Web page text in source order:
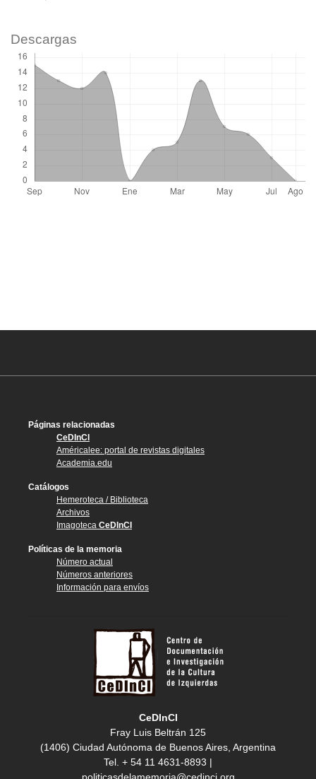
Descargas
Páginas relacionadas
CeDInCI
Américalee: portal de revistas digitales
Academia.edu
Catálogos
Hemeroteca / Biblioteca
Archivos
Imagoteca CeDInCI
Políticas de la memoria
Número actual
Números anteriores
Información para envíos
CeDInCI
Fray Luis Beltrán 125
(1406) Ciudad Autónoma de Buenos Aires, Argentina
Tel. + 54 11 4631-8893 |